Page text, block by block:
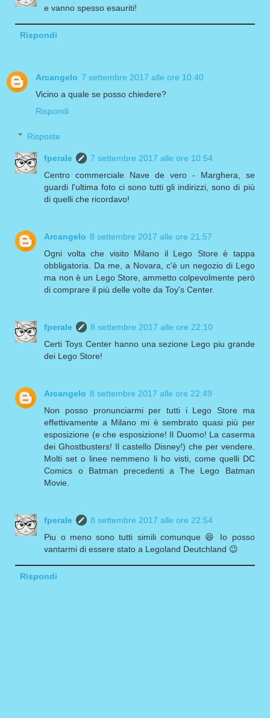
e vanno spesso esauriti!
Rispondi
Arcangelo 7 settembre 2017 alle ore 10:40
Vicino a quale se posso chiedere?
Rispondi
Risposte
fperale
7 settembre 2017 alle ore 10:54
Centro commerciale Nave de vero - Marghera, se
guardi l'ultima foto ci sono tutti gli indirizzi, sono di più
di quelli che ricordavo!
Arcangelo 8 settembre 2017 alle ore 21:57
Ogni volta che visito Milano il Lego Store è tappa
obbligatoria. Da me, a Novara, c'è un negozio di Lego
ma non è un Lego Store, ammetto colpevolmente però
di comprare il più delle volte da Toy's Center.
fperale
8 settembre 2017 alle ore 22:10
Certi Toys Center hanno una sezione Lego piu grande
dei Lego Store!
Arcangelo 8 settembre 2017 alle ore 22:49
Non posso pronunciarmi per tutti i Lego Store ma
effettivamente a Milano mi è sembrato quasi più per
esposizione (e che esposizione! Il Duomo! La caserma
dei Ghostbusters! Il castello Disney!) che per vendere.
Molti set o linee nemmeno li ho visti, come quelli DC
Comics o Batman precedenti a The Lego Batman
Movie.
fperale
8 settembre 2017 alle ore 22:54
Piu o meno sono tutti simili comunque 😆 Io posso
vantarmi di essere stato a Legoland Deutchland 😉
Rispondi